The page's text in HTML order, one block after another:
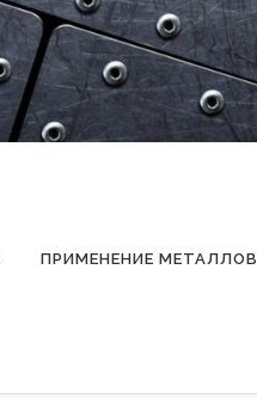
ПРИМЕНЕНИЕ МЕТАЛЛОВ